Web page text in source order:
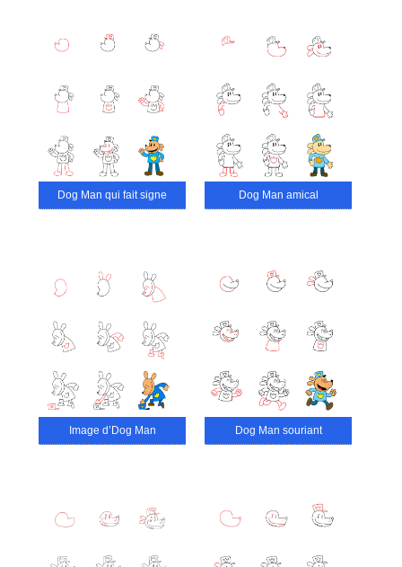
Dog Man qui fait signe Dog Man amical
Image d’Dog Man Dog Man souriant